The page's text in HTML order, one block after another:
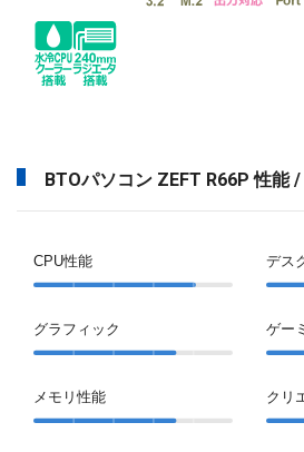
BTOパソコン ZEFT R66P 性能
CPU性能
グラフィック
メモリ性能
デス
ゲー
クリ